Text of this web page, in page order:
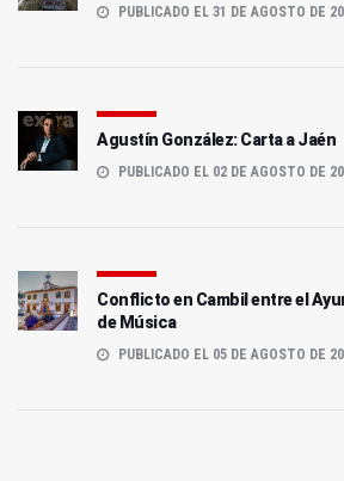
PUBLICADO EL 31 DE AGOSTO DE
Agustín González: Carta a Jaén
PUBLICADO EL 02 DE AGOSTO DE
Conflicto en Cambil entre el
de Música
PUBLICADO EL 05 DE AGOSTO DE